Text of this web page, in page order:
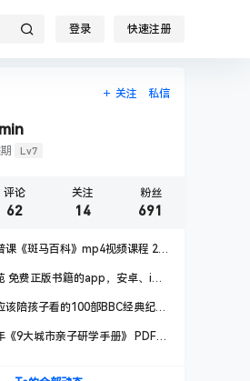
登录 快速注册
关注 私信
Lv7
评论
62
关注
14
粉丝
691
课《斑马百科》mp4视频课程 20
免费正版书籍的app，安卓、iOS
该陪孩子看的100部BBC经典纪录
《9大城市亲子研学手册》 PDF格